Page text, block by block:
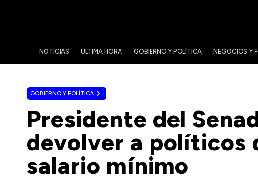
NOTICIAS ÚLTIMA HORA GOBIERNO Y POLÍTICA NEGOCIOS Y
GOBIERNO Y POLÍTICA
Presidente del
devolver a políticos
salario mínimo